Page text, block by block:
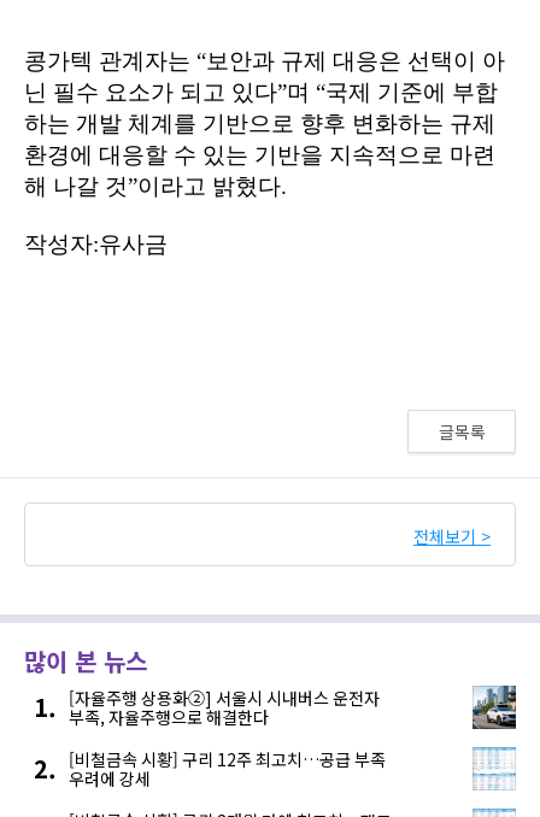
글목록
전체보기 >
많이 본 뉴스
[자율주행 상용화②] 서울시 시내버스 운전자
부족, 자율주행으로 해결한다
[비철금속 시황] 구리 12주 최고치…공급 부족
우려에 강세